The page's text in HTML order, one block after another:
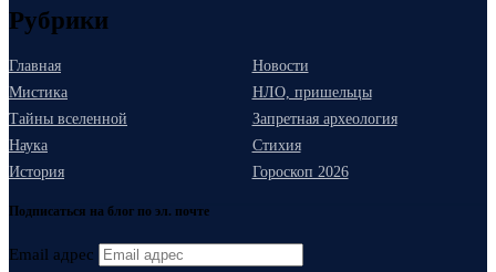
Рубрики
Главная
Новости
Мистика
НЛО, пришельцы
Тайны вселенной
Запретная археология
Наука
Стихия
История
Гороскоп 2026
Подписаться на блог по эл. почте
Email адрес